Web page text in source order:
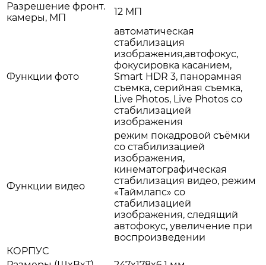
Разрешение фронт.
камеры, МП
12 МП
Функции фото
автоматическая
стабилизация
изображения,автофокус,
фокусировка касанием,
Smart HDR 3, панорамная
съемка, серийная съемка,
Live Photos, Live Photos со
стабилизацией
изображения
Функции видео
режим покадровой съёмки
со стабилизацией
изображения,
кинематографическая
стабилизация видео, режим
«Таймлапс» со
стабилизацией
изображения, следящий
автофокус, увеличение при
воспроизведении
КОРПУС